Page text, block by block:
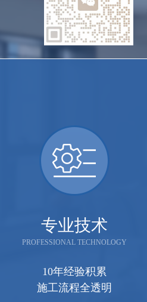
专业技术
PROFESSIONAL TECHNOLOGY
10年经验积累
施工流程全透明